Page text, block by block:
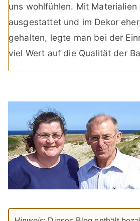
uns wohlfühlen. Mit
ausgestattet und im Dekor
gehalten, legte man bei der
viel Wert auf die Qualität der